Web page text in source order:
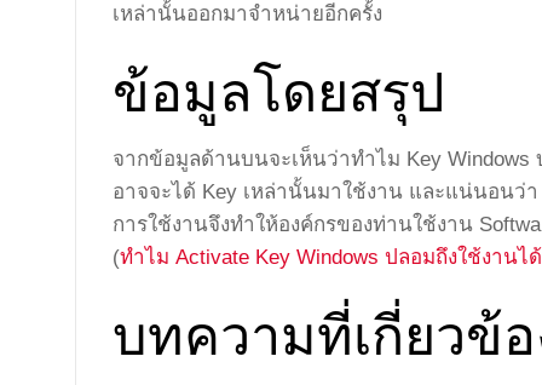
เหล่านั้นออกมาจำหน่ายอีกครั้ง
ข้อมูลโดยสรุป
จากข้อมูลด้านบนจะเห็นว่าทำไม Key
อาจจะได้ Key เหล่านั้นมาใช้งาน และแน่นอนว่
การใช้งานจึงทำให้องค์กรของท่านใช้งาน
(ทำไม Activate Key Windows ปลอมถึงใช้งานได้
บทความที่เกี่ยวข้